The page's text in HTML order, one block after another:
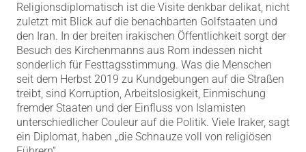
Religionsdiplomatisch ist die Visite denkbar delikat, nicht
zuletzt mit Blick auf die benachbarten Golfstaaten und
den Iran. In der breiten irakischen Öffentlichkeit sorgt der
Besuch des Kirchenmanns aus Rom indessen nicht
sonderlich für Festtagsstimmung. Was die Menschen
seit dem Herbst 2019 zu Kundgebungen auf die Straßen
treibt, sind Korruption, Arbeitslosigkeit, Einmischung
fremder Staaten und der Einfluss von Islamisten
unterschiedlicher Couleur auf die Politik. Viele Iraker, sagt
ein Diplomat, haben „die Schnauze voll von religiösen